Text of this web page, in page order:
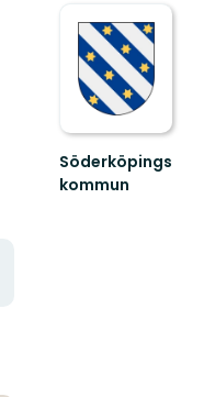
Söderköpings
kommun